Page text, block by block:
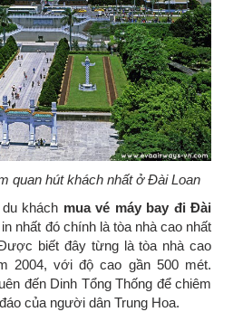
quan hút khách nhất ở Đài Loan
khách mua vé máy bay đi Đài
nhất đó chính là tòa nhà cao nhất
biết đây từng là tòa nhà cao
2004, với độ cao gần 500 mét.
đến Dinh Tổng Thống để chiêm
của người dân Trung Hoa.